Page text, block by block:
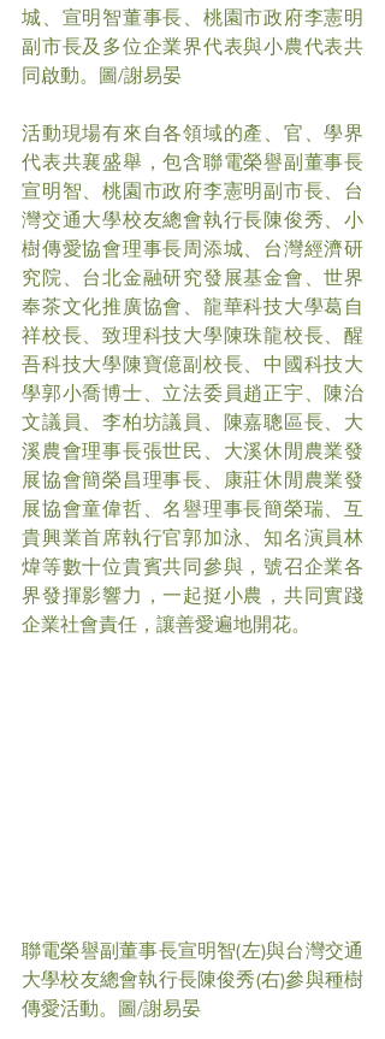
城、宣明智董事長、桃園市政府李憲明
副市長及多位企業界代表與小農代表共
同啟動。圖/謝易晏
活動現場有來自各領域的產、官、學界
代表共襄盛舉，包含聯電榮譽副董事長
宣明智、桃園市政府李憲明副市長、台
灣交通大學校友總會執行長陳俊秀、小
樹傳愛協會理事長周添城、台灣經濟研
究院、台北金融研究發展基金會、世界
奉茶文化推廣協會、龍華科技大學葛自
祥校長、致理科技大學陳珠龍校長、醒
吾科技大學陳寶億副校長、中國科技大
學郭小喬博士、立法委員趙正宇、陳治
文議員、李柏坊議員、陳嘉聰區長、大
溪農會理事長張世民、大溪休閒農業發
展協會簡榮昌理事長、康莊休閒農業發
展協會童偉哲、名譽理事長簡榮瑞、互
貴興業首席執行官郭加泳、知名演員林
煒等數十位貴賓共同參與，號召企業各
界發揮影響力，一起挺小農，共同實踐
企業社會責任，讓善愛遍地開花。
聯電榮譽副董事長宣明智(左)與台灣交通
大學校友總會執行長陳俊秀(右)參與種樹
傳愛活動。圖/謝易晏